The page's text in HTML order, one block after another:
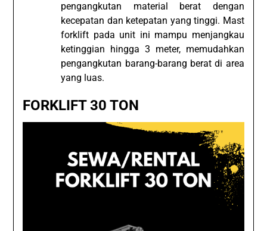
pengangkutan material berat dengan
kecepatan dan ketepatan yang tinggi. Mast
forklift pada unit ini mampu menjangkau
ketinggian hingga 3 meter, memudahkan
pengangkutan barang-barang berat di area
yang luas.
FORKLIFT 30 TON